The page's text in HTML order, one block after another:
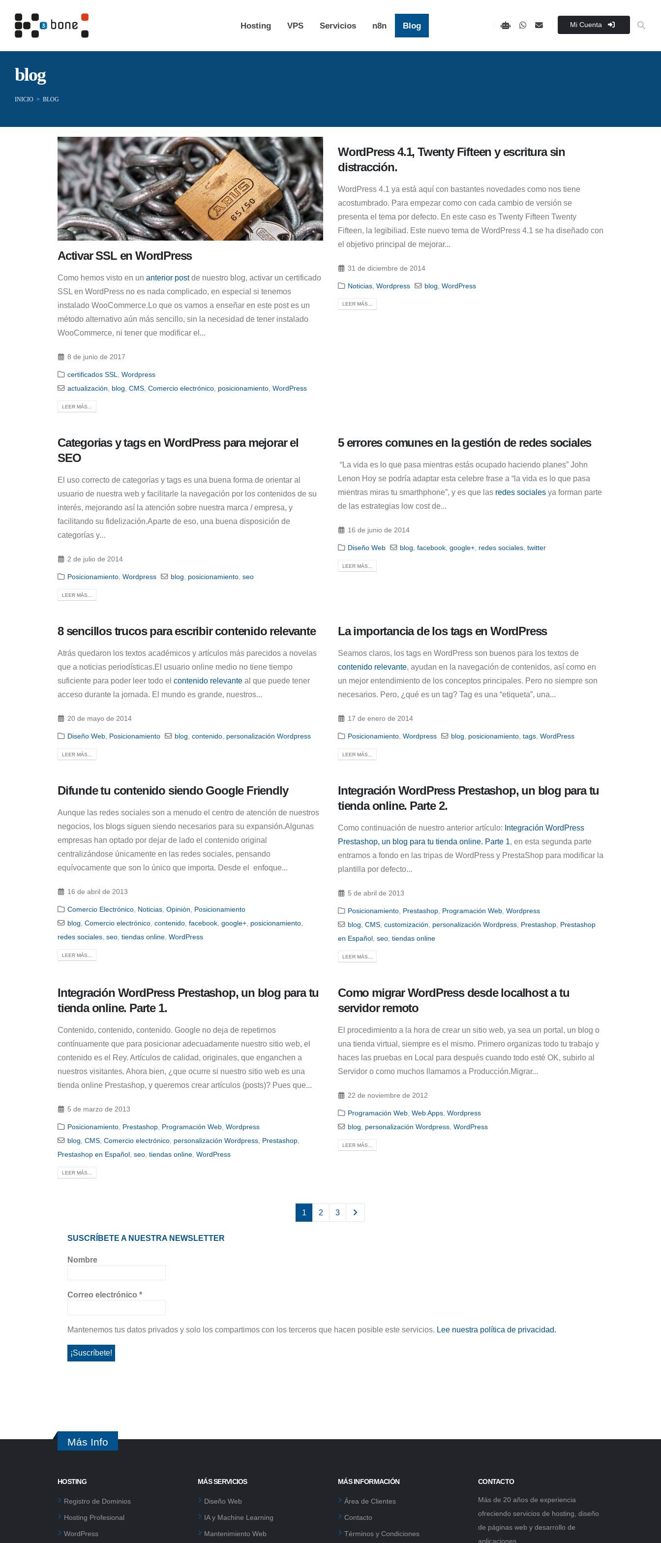
Hosting VPS Servicios n8n Blog Mi Cuenta
blog
INICIO > BLOG
Activar SSL en WordPress
Como hemos visto en un anterior postde nuestro blog, activar un certificado
SSL en WordPress no es nada complicado, en especial si tenemos
instalado WooCommerce.Lo que os vamos a enseñar en este post es un
método alternativo aún más sencillo, sin la necesidad de tener instalado
WooCommerce, ni tener que modificar el...
8 de junio de 2017
certificados SSL,Wordpress
actualización, blog,CMS,Comercio electrónico, posicionamiento,WordPress
LEER MÁS...
WordPress 4.1, Twenty Fifteen y escritura sin
distracción.
WordPress 4.1 ya está aquí con bastantes novedades como nos tiene
acostumbrado. Para empezar como con cada cambio de versión se
presenta el tema por defecto. En este caso es Twenty Fifteen Twenty
Fifteen, la legibiliad. Este nuevo tema de WordPress 4.1 se ha diseñado con
el objetivo principal de mejorar...
31 de diciembre de 2014
Noticias ,Wordpress blog WordPress
LEER MÁS...
Categorias y tags en WordPress para mejorar el
SEO
El uso correcto de categorías y tags es una buena forma de orientar al
usuario de nuestra web y facilitarle la navegación por los contenidos de su
interés, mejorando así la atención sobre nuestra marca / empresa, y
facilitando su fidelización.Aparte de eso, una buena disposición de
categorías y...
2 de julio de 2014
Posicionamiento,Wordpress blog, posicionamiento, seo
LEER MÁS...
5 errores comunes en la gestión de redes sociales
“La vida es lo que pasa mientras estás ocupado haciendo planes” John
Lenon Hoy se podría adaptar esta celebre frase a “la vida es lo que pasa
mientras miras tu smarthphone”, y es que las redes sociales ya forman parte
de las estrategias low cost de...
16 de junio de 2014
Diseño Web blog, facebook, google+, redes sociales, twitter
LEER MÁS...
8 sencillos trucos para escribir contenido relevante
Atrás quedaron los textos académicos y artículos más parecidos a novelas
que a noticias periodísticas.El usuario online medio no tiene tiempo
suficiente para poder leer todo el contenido relevante al que puede tener
acceso durante la jornada. El mundo es grande, nuestros...
20 de mayo de 2014
Diseño Web, Posicionamiento blog, contenido, personalización Wordpress
LEER MÁS...
La importancia de los tags en WordPress
Seamos claros, los tags en WordPress son buenos para los textos de
contenido relevante, ayudan en la navegación de contenidos, así como en
un mejor entendimiento de los conceptos principales. Pero no siempre son
necesarios. Pero, ¿qué es un tag? Tag es una “etiqueta”, una...
17 de enero de 2014
Posicionamiento,Wordpress blog, posicionamiento, tags, WordPress
LEER MÁS...
Difunde tu contenido siendo Google Friendly
Aunque las redes sociales son a menudo el centro de atención de nuestros
negocios, los blogs siguen siendo necesarios para su expansión.Algunas
empresas han optado por dejar de lado el contenido original
centralizándose únicamente en las redes sociales, pensando
equívocamente que son lo único que importa. Desde el enfoque...
16 de abril de 2013
Comercio Electrónico, Noticias,Opinión, Posicionamiento
blog,Comercio electrónico,contenido,facebook,google+, posicionamiento,
redes sociales, seo, tiendas online, WordPress
LEER MÁS...
Integración WordPress Prestashop, un blog para tu
tienda online. Parte 2.
Como continuación de nuestro anterior artículo: Integración WordPress
Prestashop, un blog para tu tienda online. Parte 1, en esta segunda parte
entramos a fondo en las tripas de WordPress y PrestaShop para modificar la
plantilla por defecto...
5 de abril de 2013
Posicionamiento, Prestashop, Programación Web,Wordpress
blog,CMS,customización, personalización Wordpress, Prestashop, Prestashop
en Español, seo, tiendas online
LEER MÁS...
Integración WordPress Prestashop, un blog para tu
tienda online. Parte 1.
Contenido, contenido, contenido. Google no deja de repetirnos
contínuamente que para posicionar adecuadamente nuestro sitio web, el
contenido es el Rey. Artículos de calidad, originales, que enganchen a
nuestros visitantes. Ahora bien, ¿que ocurre si nuestro sitio web es una
tienda online Prestashop, y queremos crear artículos (posts)? Pues que...
5 de marzo de 2013
Posicionamiento, Prestashop, Programación Web,Wordpress
blog,CMS,Comercio electrónico, personalización Wordpress, Prestashop,
Prestashop en Español, seo, tiendas online, WordPress
LEER MÁS...
Como migrar WordPress desde localhost a tu
servidor remoto
El procedimiento a la hora de crear un sitio web, ya sea un portal, un blog o
una tienda virtual, siempre es el mismo. Primero organizas todo tu trabajo y
haces las pruebas en Local para después cuando todo esté OK, subirlo al
Servidor o como muchos llamamos a Producción.Migrar...
22 de noviembre de 2012
Programación Web,Web Apps,Wordpress
blog, personalización Wordpress,WordPress
LEER MÁS...
1 2 3
SUSCRÍBETE A NUESTRA NEWSLETTER
Nombre
Correo electrónico *
Mantenemos tus datos privados y solo los compartimos con los terceros que hacen posible este servicios. Lee nuestra política de privacidad.
Más Info
HOSTING
Registro de Dominios
Hosting Profesional
WordPress
MÁS SERVICIOS
Diseño Web
IA y Machine Learning
Mantenimiento Web
MÁS INFORMACIÓN
Área de Clientes
Contacto
Términos y Condiciones
CONTACTO
Más de 20 años de experiencia
ofreciendo servicios de hosting, diseño
de páginas web y desarrollo de
aplicaciones.